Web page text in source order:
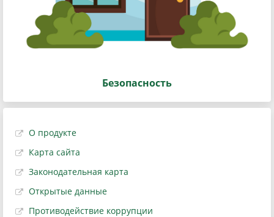
Безопасность
О продукте
Карта сайта
Законодательная карта
Открытые данные
Противодействие коррупции